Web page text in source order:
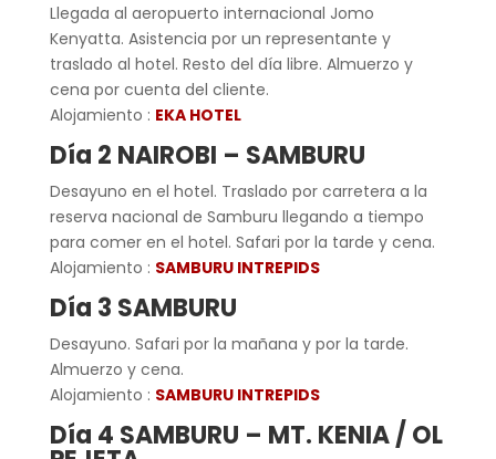
Llegada al aeropuerto internacional Jomo
Kenyatta. Asistencia por un representante y
traslado al hotel. Resto del día libre. Almuerzo y
cena por cuenta del cliente.
Alojamiento : EKA HOTEL
Día 2 NAIROBI – SAMBURU
Desayuno en el hotel. Traslado por carretera a la
reserva nacional de Samburu llegando a tiempo
para comer en el hotel. Safari por la tarde y cena.
Alojamiento : SAMBURU INTREPIDS
Día 3 SAMBURU
Desayuno. Safari por la mañana y por la tarde.
Almuerzo y cena.
Alojamiento : SAMBURU INTREPIDS
Día 4 SAMBURU – MT. KENIA / OL